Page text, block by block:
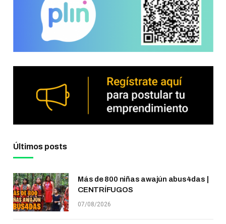
Últimos posts
Más de 800 niñas awajún abus4das |
CENTRÍFUGOS
07/08/2026